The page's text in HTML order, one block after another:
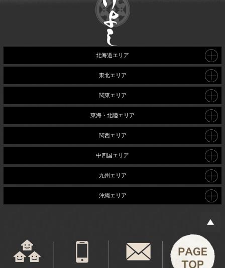
北海道エリア
東北エリア
関東エリア
東海・北陸エリア
関西エリア
中四国エリア
九州エリア
沖縄エリア